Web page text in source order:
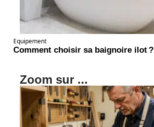
Equipement
Comment choisir sa baignoire ilot ?
Zoom sur ...